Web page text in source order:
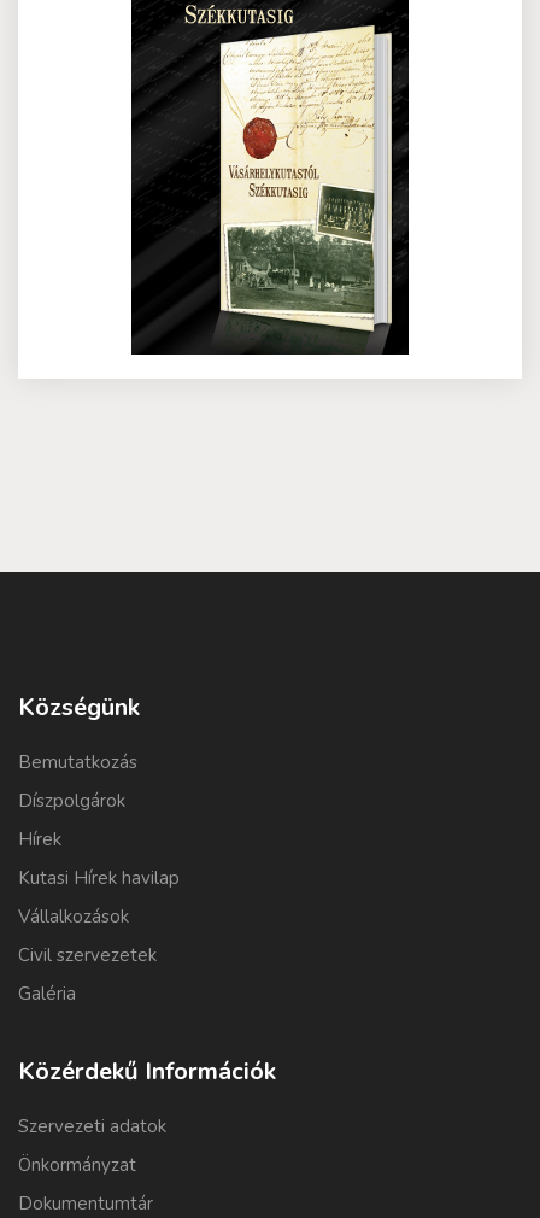
Községünk
Bemutatkozás
Díszpolgárok
Hírek
Kutasi Hírek havilap
Vállalkozások
Civil szervezetek
Galéria
Közérdekű Információk
Szervezeti adatok
Önkormányzat
Dokumentumtár